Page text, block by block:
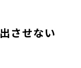
させない